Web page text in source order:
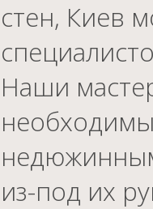
стен, Киев
Наши
из-под их